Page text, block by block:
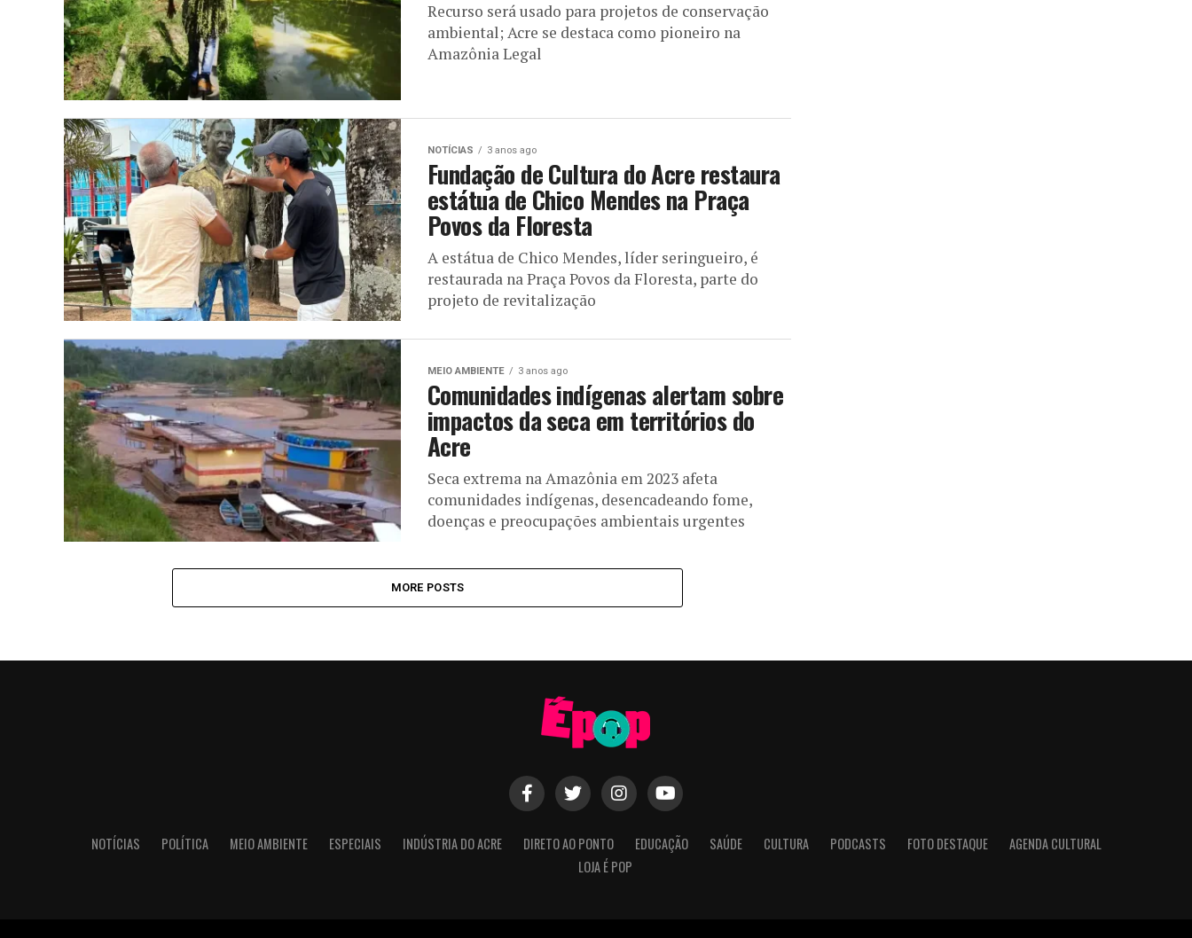
Recurso será usado para projetos de conservação
ambiental; Acre se destaca como pioneiro na
Amazônia Legal
NOTÍCIAS 3 anos ago
Fundação de Cultura do Acre restaura
estátua de Chico Mendes na Praça
Povos da Floresta
A estátua de Chico Mendes, líder seringueiro, é
restaurada na Praça Povos da Floresta, parte do
projeto de revitalização
MEIO AMBIENTE 3 anos ago
Comunidades indígenas alertam sobre
impactos da seca em territórios do
Acre
Seca extrema na Amazônia em 2023 afeta
comunidades indígenas, desencadeando fome,
doenças e preocupações ambientais urgentes
MORE POSTS
NOTÍCIAS POLÍTICA MEIO AMBIENTE ESPECIAIS INDÚSTRIA DO ACRE DIRETO AO PONTO EDUCAÇÃO SAÚDE CULTURA PODCASTS FOTO DESTAQUE
AGENDA CULTURAL
LOJA É POP